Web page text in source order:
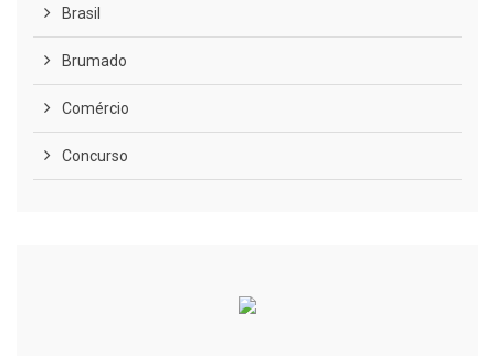
Brasil
Brumado
Comércio
Concurso